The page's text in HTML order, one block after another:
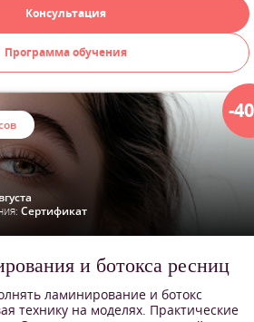
Консультация
Программа обучения
-
Сертификат
и ботокса ресниц
ламинирование и ботокс
технику на моделях. Практические